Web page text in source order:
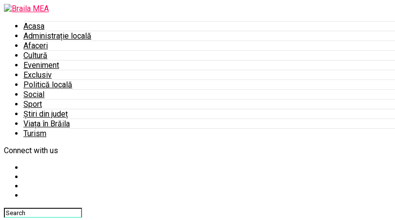
Acasa
Administrație locală
Afaceri
Cultură
Eveniment
Exclusiv
Politică locală
Social
Sport
Știri din județ
Viața în Brăila
Turism
Connect with us